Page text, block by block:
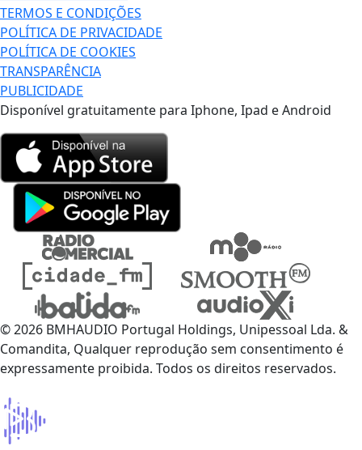
TERMOS E CONDIÇÕES
POLÍTICA DE PRIVACIDADE
POLÍTICA DE COOKIES
TRANSPARÊNCIA
PUBLICIDADE
Disponível gratuitamente para Iphone, Ipad e Android
© 2026 BMHAUDIO Portugal Holdings, Unipessoal Lda. &
Comandita, Qualquer reprodução sem consentimento é
expressamente proibida. Todos os direitos reservados.